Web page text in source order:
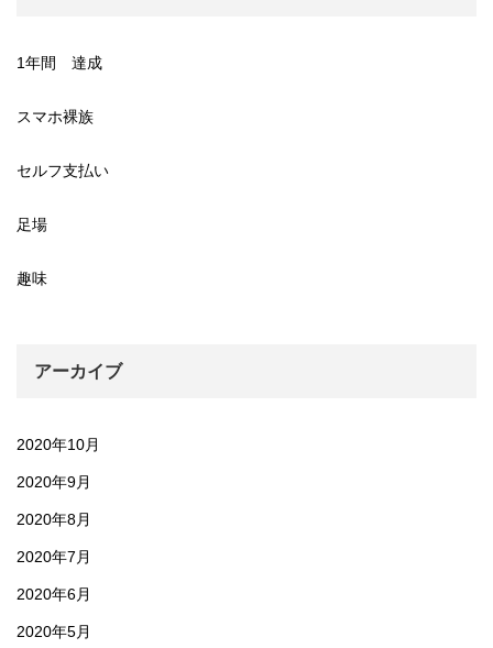
1年間 達成
スマホ裸族
セルフ支払い
足場
趣味
アーカイブ
2020年10月
2020年9月
2020年8月
2020年7月
2020年6月
2020年5月